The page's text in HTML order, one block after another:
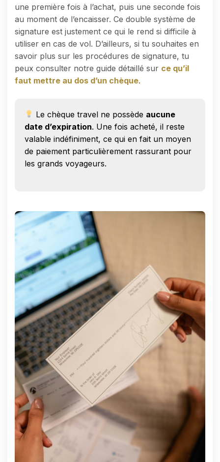
une première fois à l’achat, puis une seconde fois
au moment de l’encaisser. Ce double système de
signature est justement ce qui le rend si difficile à
utiliser en cas de vol. D’ailleurs, si tu souhaites en
savoir plus sur les procédures de signature, tu
peux consulter notre guide détaillé sur ce qu’il
faut mettre au dos d’un chèque.
Le chèque travel ne possède aucune
date d’expiration. Une fois acheté, il reste
valable indéfiniment, ce qui en fait un moyen
de paiement particulièrement rassurant pour
les grands voyageurs.